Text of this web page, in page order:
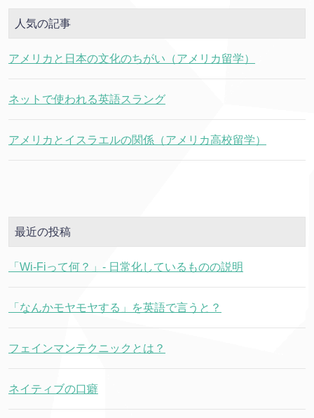
人気の記事
アメリカと日本の文化のちがい（アメリカ留学）
ネットで使われる英語スラング
アメリカとイスラエルの関係（アメリカ高校留学）
最近の投稿
「Wi-Fiって何？」- 日常化しているものの説明
「なんかモヤモヤする」を英語で言うと？
フェインマンテクニックとは？
ネイティブの口癖